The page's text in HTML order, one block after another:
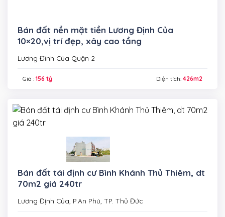
Bán đất nền mặt tiền Lương Định Của
10×20,vị trí đẹp, xây cao tầng
Lương Đình Của Quận 2
Giá : 156 tỷ Diện tích:426m2
Bán đất tái định cư Bình Khánh Thủ Thiêm, dt
70m2 giá 240tr
Lương Định Của, P.An Phú, TP. Thủ Đức